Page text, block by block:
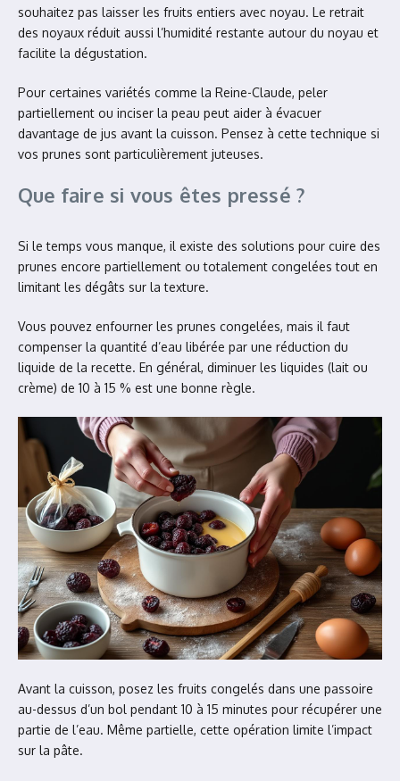
souhaitez pas laisser les fruits entiers avec noyau. Le retrait
des noyaux réduit aussi l’humidité restante autour du noyau et
facilite la dégustation.
Pour certaines variétés comme la Reine-Claude, peler
partiellement ou inciser la peau peut aider à évacuer
davantage de jus avant la cuisson. Pensez à cette technique si
vos prunes sont particulièrement juteuses.
Que faire si vous êtes pressé ?
Si le temps vous manque, il existe des solutions pour cuire des
prunes encore partiellement ou totalement congelées tout en
limitant les dégâts sur la texture.
Vous pouvez enfourner les prunes congelées, mais il faut
compenser la quantité d’eau libérée par une réduction du
liquide de la recette. En général, diminuer les liquides (lait ou
crème) de 10 à 15 % est une bonne règle.
Avant la cuisson, posez les fruits congelés dans une passoire
au-dessus d’un bol pendant 10 à 15 minutes pour récupérer une
partie de l’eau. Même partielle, cette opération limite l’impact
sur la pâte.